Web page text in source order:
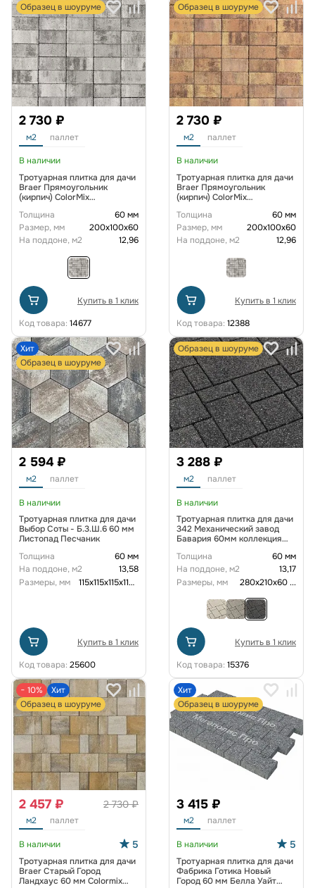
Образец в шоуруме
2 730 ₽
м2 паллет
В наличии
Тротуарная плитка для дачи
Braer Прямоугольник
(кирпич) ColorMix
Толщина
60 мм
Размер, мм
200х100х60
На поддоне, м2
12,96
Купить в 1 клик
Код товара: 14677
Образец в шоуруме
2 730 ₽
м2 паллет
В наличии
Тротуарная плитка для дачи
Braer Прямоугольник
(кирпич) ColorMix
Толщина
60 мм
Размер, мм
200х100х60
На поддоне, м2
12,96
Купить в 1 клик
Код товара: 12388
Хит
Образец в шоуруме
2 594 ₽
м2 паллет
В наличии
Тротуарная плитка для дачи
Выбор Соты - Б.3.Ш.6 60 мм
Листопад Песчаник
Толщина
60 мм
На поддоне, м2
13,58
Размеры, мм
115x115x115x115x115x115x60
Купить в 1 клик
Код товара: 25600
Образец в шоуруме
3 288 ₽
м2 паллет
В наличии
Тротуарная плитка для дачи
342 Механический завод
Бавария 60мм коллекция
Толщина
60 мм
На поддоне, м2
13,17
Размеры, мм
280х210х60...
Купить в 1 клик
Код товара: 15376
− 10%
Хит
Образец в шоуруме
2 730 ₽
2 457 ₽
м2 паллет
В наличии 5
Тротуарная плитка для дачи
Braer Старый Город
Ландхаус 60 мм Colormix
Хит
Образец в шоуруме
3 415 ₽
м2 паллет
В наличии 5
Тротуарная плитка для дачи
Фабрика Готика Новый
Город 60 мм Белла Уайт